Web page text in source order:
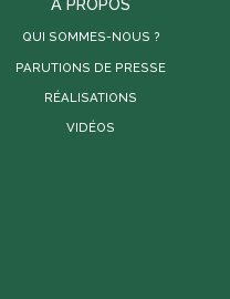
À PROPOS
QUI SOMMES-NOUS ?
PARUTIONS DE PRESSE
RÉALISATIONS
VIDÉOS